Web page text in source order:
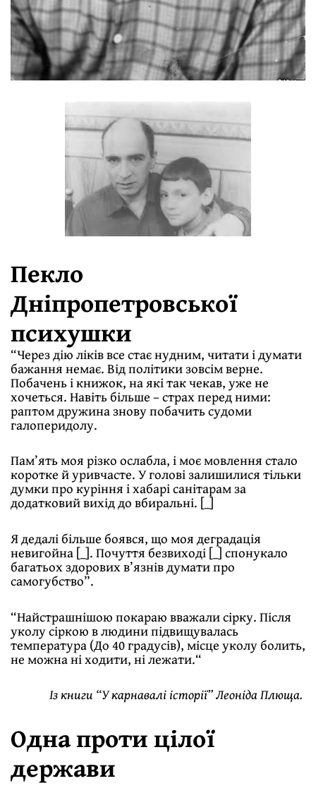
Пекло
Дніпропетровської
психушки
“Через дію ліків все стає нудним, читати і думати
бажання немає. Від політики зовсім верне.
Побачень і книжок, на які так чекав, уже не
хочеться. Навіть більше – страх перед ними:
раптом дружина знову побачить судоми
галоперидолу.
Пам’ять моя різко ослабла, і моє мовлення стало
коротке й уривчасте. У голові залишилися тільки
думки про куріння і хабарі санітарам за
додатковий вихід до вбиральні. [_]
Я дедалі більше боявся, що моя деградація
невигойна [_]. Почуття безвиході [_] спонукало
багатьох здорових в’язнів думати про
самогубство”.
“Найстрашнішою покараю вважали сірку. Після
уколу сіркою в людини підвищувалась
температура (До 40 градусів), місце уколу болить,
не можна ні ходити, ні лежати.“
Із книги “У карнавалі історії” Леоніда Плюща.
Одна проти цілої
держави